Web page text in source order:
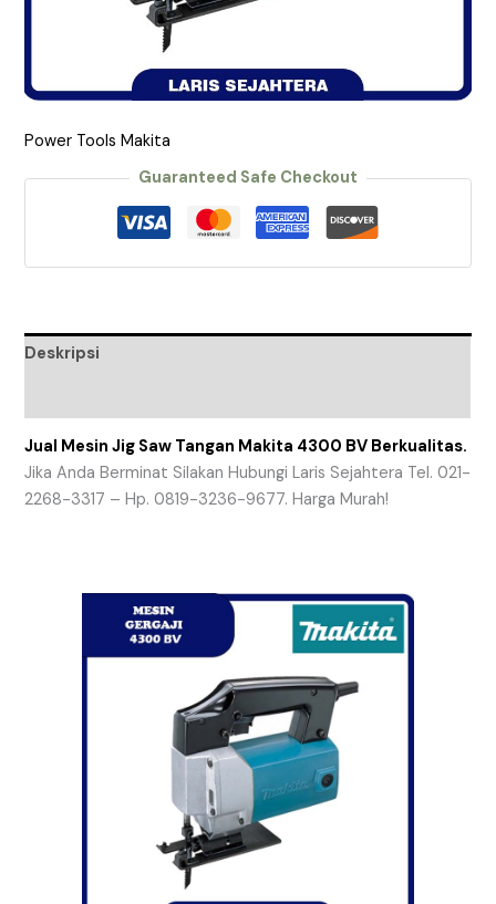
Power Tools Makita
Guaranteed Safe Checkout
Deskripsi
Jual Mesin Jig Saw Tangan Makita 4300 BV Berkualitas.
Jika Anda Berminat Silakan Hubungi Laris Sejahtera Tel. 021-
2268-3317 – Hp. 0819-3236-9677. Harga Murah!